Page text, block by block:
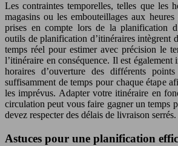
Les contraintes temporelles, telles que les
magasins ou les embouteillages aux
prises en compte lors de la planification
outils de planification d’itinéraires intègrent
temps réel pour estimer avec précision le
l’itinéraire en conséquence. Il est
horaires d’ouverture des différents
suffisamment de temps pour chaque étape
les imprévus. Adapter votre itinéraire en
circulation peut vous faire gagner un temps
devez respecter des délais de livraison serrés.
Astuces pour une planification